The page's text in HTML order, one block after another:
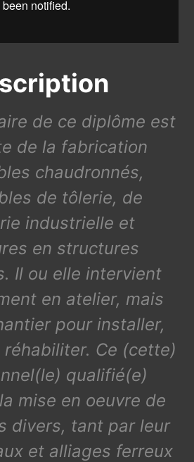
de ce diplôme est
de la fabrication
chaudronnés,
de tôlerie, de
industrielle et
en structures
Il ou elle intervient
en atelier, mais
pour installer,
Ce (cette)
qualifié(e)
mise en oeuvre de
divers, tant par leur
et alliages ferreux